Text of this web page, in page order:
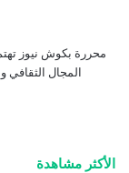
محررة بكوش نيوز
المجال
الأكثر مشاهدة